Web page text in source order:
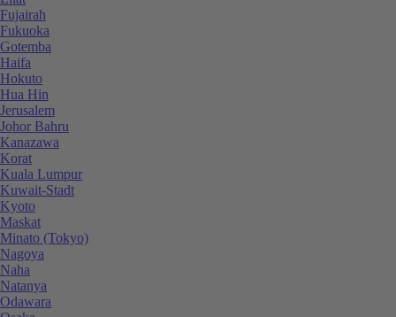
Fujairah
Fukuoka
Gotemba
Haifa
Hokuto
Hua Hin
Jerusalem
Johor Bahru
Kanazawa
Korat
Kuala Lumpur
Kuwait-Stadt
Kyoto
Maskat
Minato (Tokyo)
Nagoya
Naha
Natanya
Odawara